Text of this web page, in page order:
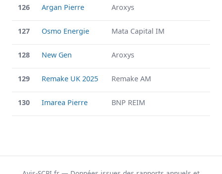
126 Argan Pierre Aroxys
127 Osmo Energie Mata Capital IM
128 New Gen Aroxys
129 Remake UK 2025 Remake AM
130 Imarea Pierre BNP REIM